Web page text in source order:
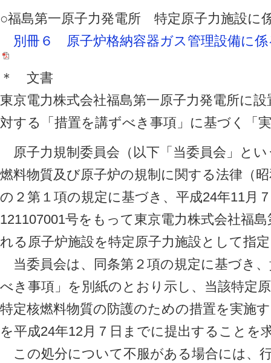
○福島第一原子力発電所 特定原子力施設に
別冊６ 原子炉格納容器ガス管理設備に係
＊ 文書
東京電力株式会社福島第一原子力発電所に
対する「措置を講ずべき事項」に基づく「
原子力規制委員会（以下「当委員会」と
燃料物質及び原子炉の規制に関する法律（
の２第１項の規定に基づき、平成24年11月
121107001号をもって東京電力株式会社福
れる原子炉施設を特定原子力施設として指
当委員会は、同条第２項の規定に基づき
べき事項」を別紙のとおり示し、当該特定
特定核燃料物質の防護のための措置を実施
を平成24年12月７日までに提出することを
この処分について不服がある場合には、